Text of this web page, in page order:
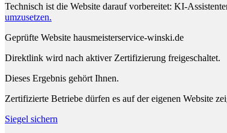
Technisch ist die Website darauf vorbereitet: KI-
umzusetzen.
Geprüfte Website hausmeisterservice-winski.de
Direktlink wird nach aktiver Zertifizierung freigeschaltet.
Dieses Ergebnis gehört Ihnen.
Zertifizierte Betriebe dürfen es auf der eigenen Website
Siegel sichern